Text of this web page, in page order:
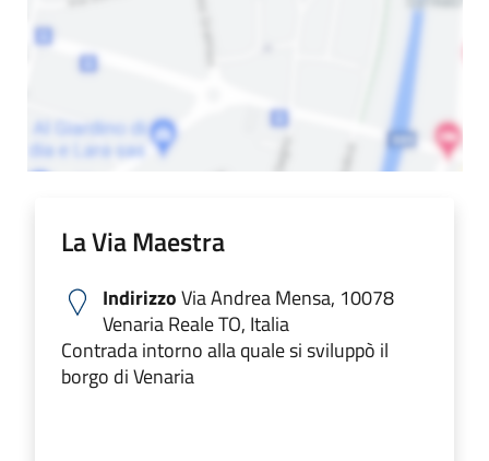
La Via Maestra
IndirizzoVia Andrea Mensa, 10078
Venaria Reale TO, Italia
Contrada intorno alla quale si sviluppò il
borgo di Venaria